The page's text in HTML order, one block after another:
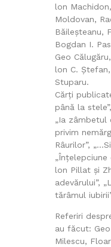
lon
Moldovan,
Băileşteanu,
Bogdan I.
Geo
lon C.
Stuparu.
Cărţi
până la
„Ia zâmbetul
privim
Râurilor”,
„Înţelepciune
lon Pillat şi
adevărului”,
tărâmul
Referiri
au făcut:
Milescu,